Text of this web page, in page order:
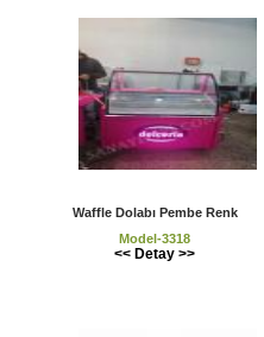
Waffle Dolabı Pembe Renk
Model-3318
<< Detay >>